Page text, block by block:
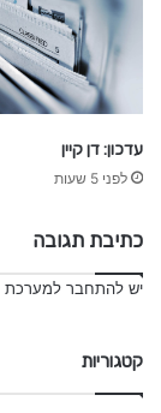
עדכון: דן קיין
לפני 5 שעות
כתיבת תגובה
יש להתחבר למערכת
קטגוריות